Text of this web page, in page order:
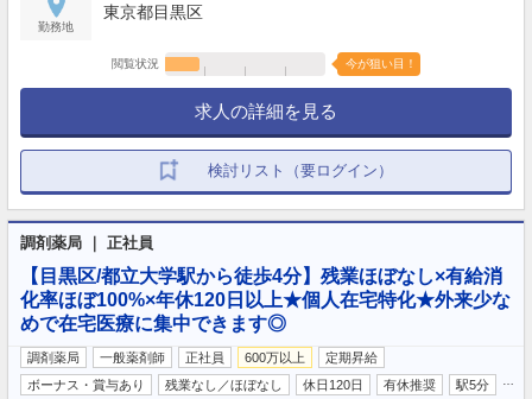
勤務地
東京都目黒区
閲覧状況 今が狙い目！
求人の詳細を見る
検討リスト（要ログイン）
調剤薬局 ｜ 正社員
【目黒区/都立大学駅から徒歩4分】残業ほぼなし×有給消
化率ほぼ100%×年休120日以上★個人在宅特化★外来少な
めで在宅医療に集中できます◎
調剤薬局 一般薬剤師 正社員 600万以上
定期昇給
ボーナス・賞与あり
残業なし／ほぼなし 休日120日 有休推奨 駅5分